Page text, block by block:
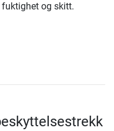
og skitt.